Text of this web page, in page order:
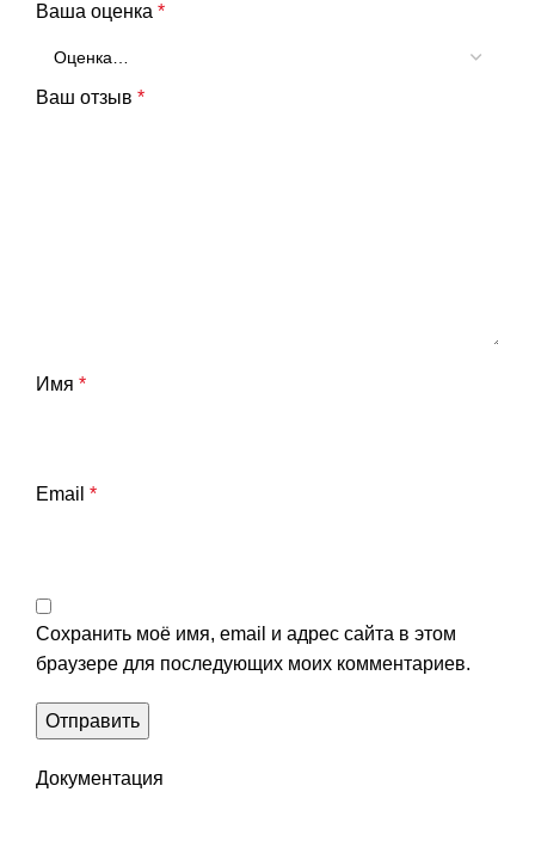
Ваша оценка *
Ваш отзыв *
Имя *
Email *
Сохранить моё имя, email и адрес сайта в этом
браузере для последующих моих комментариев.
Документация